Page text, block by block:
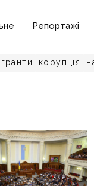
Репортажі
гранти корупція